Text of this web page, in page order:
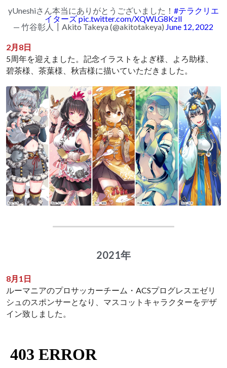
yUneshiさん本当にありがとうございました！ #テラクリエ
イターズpic.twitter.com/XQWLG8KzlI
— 竹谷彰人┃Akito Takeya (@akitotakeya) June 12, 2022
2月8日
5周年を迎えました。記念イラストをよぎ様、よろ助様、
碧茶様、茶葉様、秋吉様に描いていただきました。
2021年
8月1日
ルーマニアのプロサッカーチーム・ACSプログレスエゼリ
シュのスポンサーとなり、マスコットキャラクターをデザ
イン致しました。